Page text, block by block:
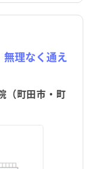
理なく通え
（町田市・町